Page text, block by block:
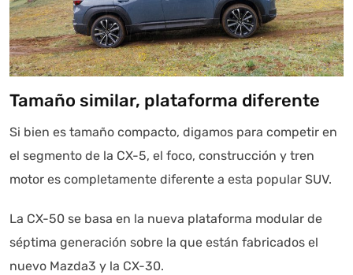
Tamaño similar, plataforma diferente
Si bien es tamaño compacto, digamos para competir en
el segmento de la CX-5, el foco, construcción y tren
motor es completamente diferente a esta popular SUV.
La CX-50 se basa en la nueva plataforma modular de
séptima generación sobre la que están fabricados el
nuevo Mazda3 y la CX-30.